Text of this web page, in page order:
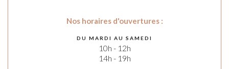
Nos horaires d'ouvertures :
DU MARDI AU SAMEDI
10h - 12h
14h - 19h